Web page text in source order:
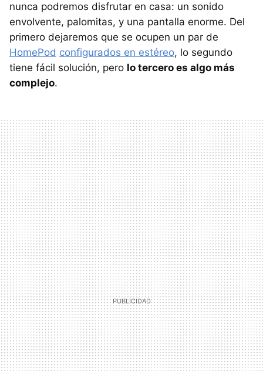
nunca podremos disfrutar en casa: un sonido
envolvente, palomitas, y una pantalla enorme. Del
primero dejaremos que se ocupen un par de
HomePod configurados en estéreo, lo segundo
tiene fácil solución, pero lo tercero es algo más
complejo.